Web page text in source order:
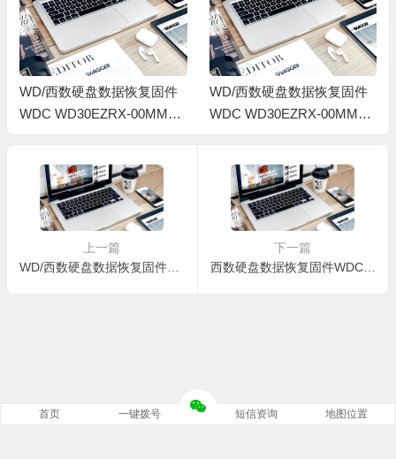
WD/西数硬盘数据恢复固件
WDC WD30EZRX-00MMM
WD/西数硬盘数据恢复固件
WDC WD30EZRX-00MMM
上一篇
WD/西数硬盘数据恢复固件WDC WD6401AALS-00L3B2-01.03B01-WD-WMASY6355126-000500AP-1311
下一篇
西数硬盘数据恢复固件WDC WD20EARX-00MMMB0-80.00A80-WCAWZ3003123-0020006J-H8-1988
首页 一键拨号 短信资询 地图位置